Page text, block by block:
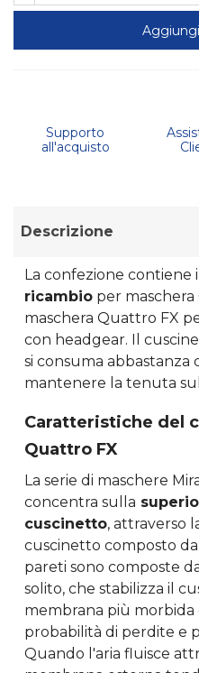
Supporto
all'acquisto
Descrizione
La confezione contiene il
ricambio per
maschera Quattro FX
con headgear. Il
si consuma abbastanza
mantenere la tenuta
Caratteristiche del
Quattro FX
La serie di maschere
concentra sulla
cuscinetto, attraverso
cuscinetto composto da
pareti sono composte
solito, che stabilizza il
membrana più morbida
probabilità di perdite e
Quando l'aria fluisce